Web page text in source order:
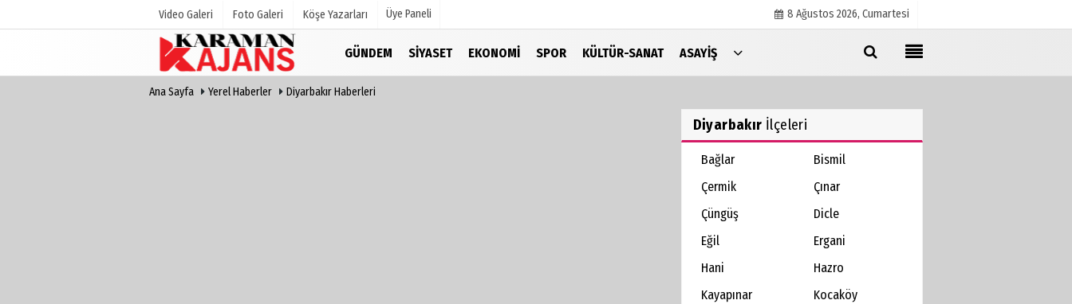
Video Galeri Foto Galeri Köşe Yazarları Üye Paneli 8 Ağustos 2026, Cumartesi
GÜNDEM SIYASET EKONOMI SPOR KÜLTÜR-SANAT ASAYIŞ
Hava Durumu
Çerez Politikası
Gizlilik İlkeleri
Ana Sayfa Yerel Haberler Diyarbakır Haberleri
Diyarbakır İlçeleri
Bağlar
Bismil
Çermik
Çınar
Çüngüş
Dicle
Eğil
Ergani
Hani
Hazro
Kayapınar
Kocaköy